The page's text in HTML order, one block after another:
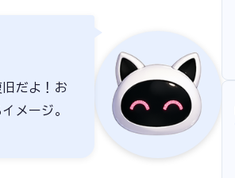
だよ！お
メージ。